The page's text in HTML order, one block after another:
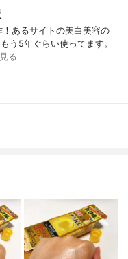
あるサイトの美白美容の
う5年ぐらい使ってます。
る